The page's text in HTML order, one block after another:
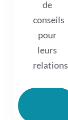
de
conseils
pour
leurs